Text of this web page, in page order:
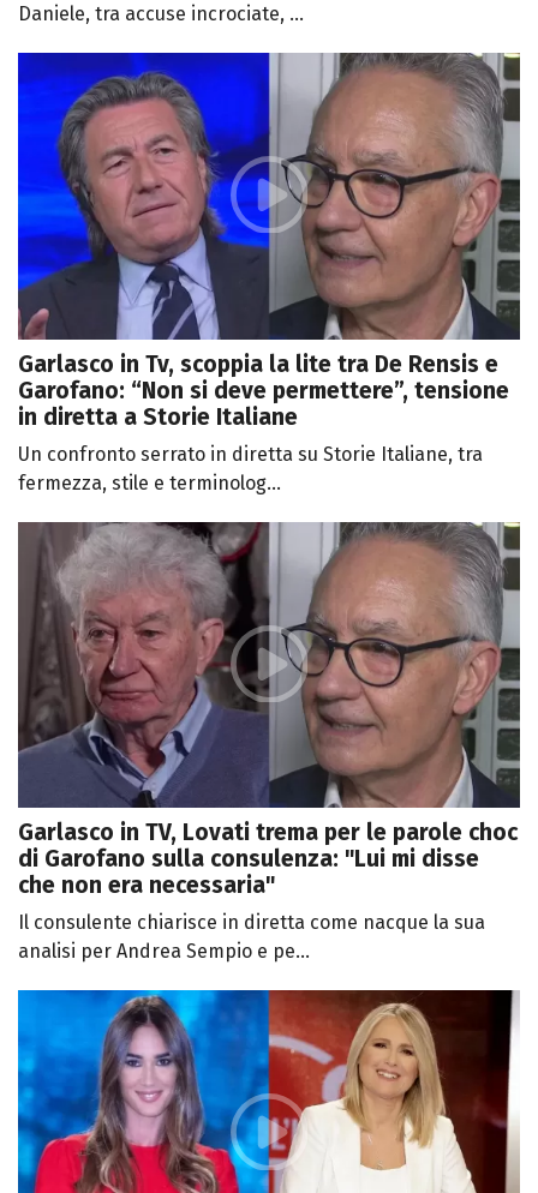
Daniele, tra accuse incrociate, ...
Garlasco in Tv, scoppia la lite tra De Rensis e
Garofano: “Non si deve permettere”, tensione
in diretta a Storie Italiane
Un confronto serrato in diretta su Storie Italiane, tra
fermezza, stile e terminolog...
Garlasco in TV, Lovati trema per le parole choc
di Garofano sulla consulenza: "Lui mi disse
che non era necessaria"
Il consulente chiarisce in diretta come nacque la sua
analisi per Andrea Sempio e pe...